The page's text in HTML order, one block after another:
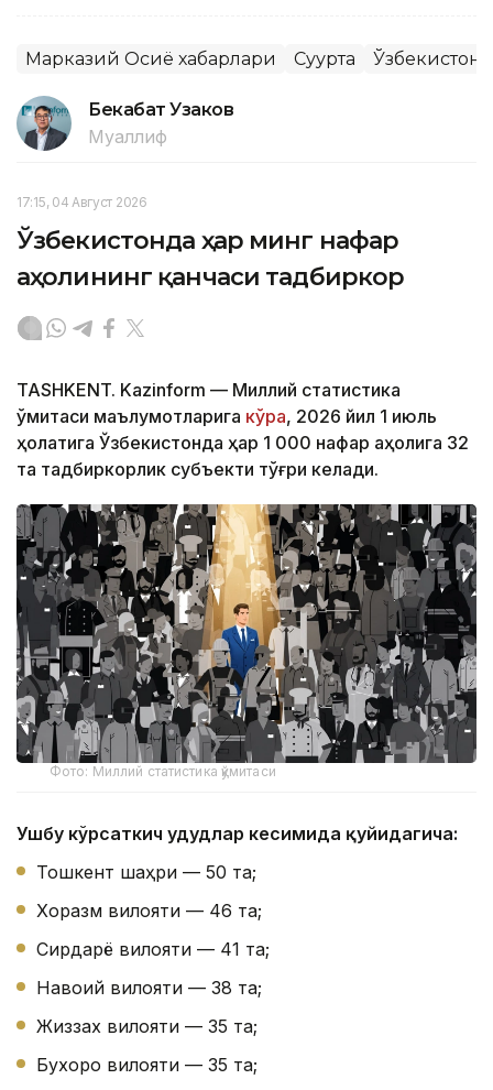
Марказий Осиё хабарлари Суғурта Ўзбекистон
Бекабат Узаков
Муаллиф
17:15, 04 Август 2026
Ўзбекистонда ҳар минг нафар
аҳолининг қанчаси тадбиркор
TASHKENT. Kazinform — Миллий статистика
қўмитаси маълумотларига кўра, 2026 йил 1 июль
ҳолатига Ўзбекистонда ҳар 1 000 нафар аҳолига 32
та тадбиркорлик субъекти тўғри келади.
Фото: Миллий статистика қўмитаси
Ушбу кўрсаткич ҳудудлар кесимида қуйидагича:
Тошкент шаҳри — 50 та;
Хоразм вилояти — 46 та;
Сирдарё вилояти — 41 та;
Навоий вилояти — 38 та;
Жиззах вилояти — 35 та;
Бухоро вилояти — 35 та;